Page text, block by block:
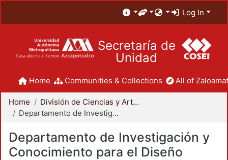
Log In
Secretaría de
Unidad
Home Communities & Collections All of
Home
División de Ciencias y Artes para el Diseño
Departamento de Investigación y Conocimiento para el Diseño
Departamento de Investigación y
Conocimiento para el Diseño